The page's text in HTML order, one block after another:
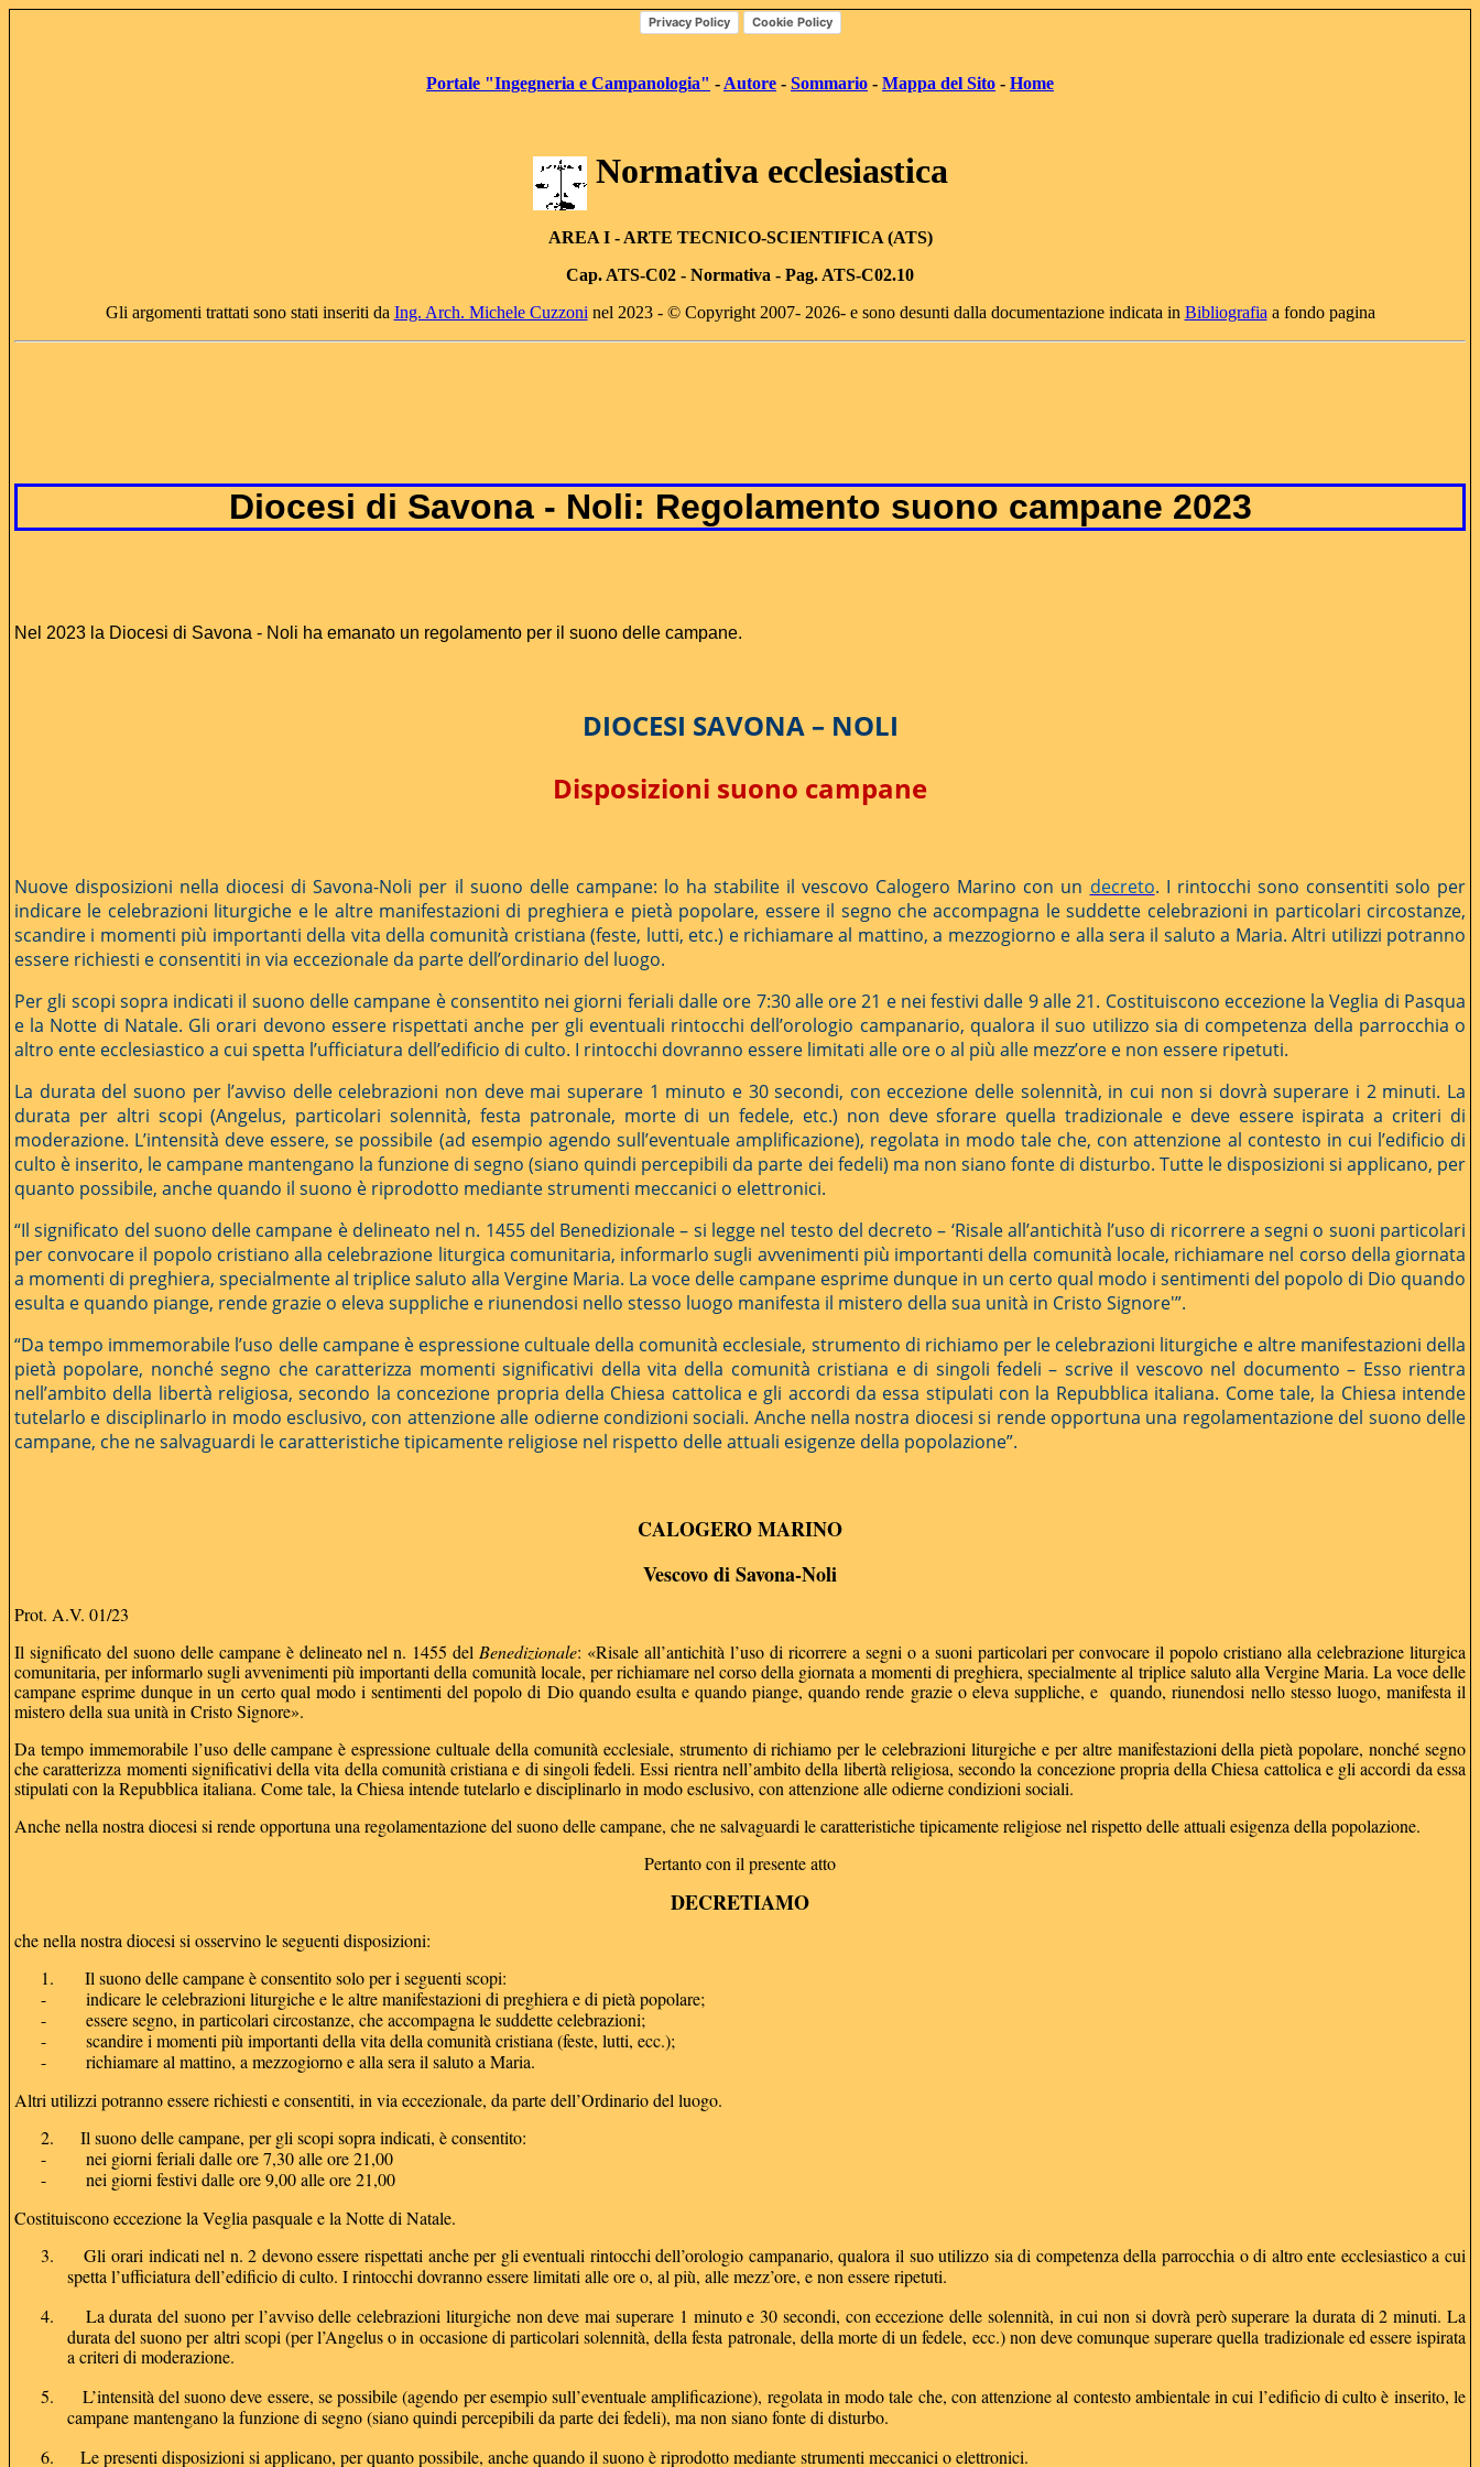
Privacy Policy Cookie Policy
Portale "Ingegneria e Campanologia" - Autore - Sommario - Mappa del Sito - Home
Normativa ecclesiastica
AREA I- ARTE TECNICO-SCIENTIFICA (ATS)
Cap. ATS-C02 - Normativa - Pag. ATS-C02.10
Gli argomenti trattati sono stati inseriti da Ing. Arch. Michele Cuzzoni nel 2023 - © Copyright 2007- 2026- e sono desunti dalla documentazione indicata in Bibliografia a fondo pagina
Diocesi di Savona - Noli: Regolamento suono campane 2023
Nel 2023 la Diocesi di Savona - Noli ha emanato un regolamento per il suono delle campane.
DIOCESI SAVONA – NOLI
Disposizioni suono campane
Nuove disposizioni nella diocesi di Savona-Noli per il suono delle campane: lo ha stabilite il vescovo Calogero Marino con un decreto. I rintocchi sono consentiti solo per
indicare le celebrazioni liturgiche e le altre manifestazioni di preghiera e pietà popolare, essere il segno che accompagna le suddette celebrazioni in particolari circostanze,
scandire i momenti più importanti della vita della comunità cristiana (feste, lutti, etc.) e richiamare al mattino, a mezzogiorno e alla sera il saluto a Maria. Altri utilizzi potranno
essere richiesti e consentiti in via eccezionale da parte dell’ordinario del luogo.
Per gli scopi sopra indicati il suono delle campane è consentito nei giorni feriali dalle ore 7:30 alle ore 21 e nei festivi dalle 9 alle 21. Costituiscono eccezione la Veglia di Pasqua
e la Notte di Natale. Gli orari devono essere rispettati anche per gli eventuali rintocchi dell’orologio campanario, qualora il suo utilizzo sia di competenza della parrocchia o
altro ente ecclesiastico a cui spetta l’ufficiatura dell’edificio di culto. I rintocchi dovranno essere limitati alle ore o al più alle mezz’ore e non essere ripetuti.
La durata del suono per l’avviso delle celebrazioni non deve mai superare 1 minuto e 30 secondi, con eccezione delle solennità, in cui non si dovrà superare i 2 minuti. La
durata per altri scopi (Angelus, particolari solennità, festa patronale, morte di un fedele, etc.) non deve sforare quella tradizionale e deve essere ispirata a criteri di
moderazione. L’intensità deve essere, se possibile (ad esempio agendo sull’eventuale amplificazione), regolata in modo tale che, con attenzione al contesto in cui l’edificio di
culto è inserito, le campane mantengano la funzione di segno (siano quindi percepibili da parte dei fedeli) ma non siano fonte di disturbo. Tutte le disposizioni si applicano, per
quanto possibile, anche quando il suono è riprodotto mediante strumenti meccanici o elettronici.
“Il significato del suono delle campane è delineato nel n. 1455 del Benedizionale – si legge nel testo del decreto – ‘Risale all’antichità l’uso di ricorrere a segni o suoni particolari
per convocare il popolo cristiano alla celebrazione liturgica comunitaria, informarlo sugli avvenimenti più importanti della comunità locale, richiamare nel corso della giornata
a momenti di preghiera, specialmente al triplice saluto alla Vergine Maria. La voce delle campane esprime dunque in un certo qual modo i sentimenti del popolo di Dio quando
esulta e quando piange, rende grazie o eleva suppliche e riunendosi nello stesso luogo manifesta il mistero della sua unità in Cristo Signore'”.
“Da tempo immemorabile l’uso delle campane è espressione cultuale della comunità ecclesiale, strumento di richiamo per le celebrazioni liturgiche e altre manifestazioni della
pietà popolare, nonché segno che caratterizza momenti significativi della vita della comunità cristiana e di singoli fedeli – scrive il vescovo nel documento – Esso rientra
nell’ambito della libertà religiosa, secondo la concezione propria della Chiesa cattolica e gli accordi da essa stipulati con la Repubblica italiana. Come tale, la Chiesa intende
tutelarlo e disciplinarlo in modo esclusivo, con attenzione alle odierne condizioni sociali. Anche nella nostra diocesi si rende opportuna una regolamentazione del suono delle
campane, che ne salvaguardi le caratteristiche tipicamente religiose nel rispetto delle attuali esigenze della popolazione”.
CALOGERO MARINO
Vescovo di Savona-Noli
Prot. A.V. 01/23
Il significato del suono delle campane è delineato nel n. 1455 del Benedizionale: «Risale all’antichità l’uso di ricorrere a segni o a suoni particolari per convocare il popolo cristiano alla celebrazione liturgica
comunitaria, per informarlo sugli avvenimenti più importanti della comunità locale, per richiamare nel corso della giornata a momenti di preghiera, specialmente al triplice saluto alla Vergine Maria. La voce delle
campane esprime dunque in un certo qual modo i sentimenti del popolo di Dio quando esulta e quando piange, quando rende grazie o eleva suppliche, e quando, riunendosi nello stesso luogo, manifesta il
mistero della sua unità in Cristo Signore».
Da tempo immemorabile l’uso delle campane è espressione cultuale della comunità ecclesiale, strumento di richiamo per le celebrazioni liturgiche e per altre manifestazioni della pietà popolare, nonché segno
che caratterizza momenti significativi della vita della comunità cristiana e di singoli fedeli. Essi rientra nell’ambito della libertà religiosa, secondo la concezione propria della Chiesa cattolica e gli accordi da essa
stipulati con la Repubblica italiana. Come tale, la Chiesa intende tutelarlo e disciplinarlo in modo esclusivo, con attenzione alle odierne condizioni sociali.
Anche nella nostra diocesi si rende opportuna una regolamentazione del suono delle campane, che ne salvaguardi le caratteristiche tipicamente religiose nel rispetto delle attuali esigenza della popolazione.
Pertanto con il presente atto
DECRETIAMO
che nella nostra diocesi si osservino le seguenti disposizioni:
1.
Il suono delle campane è consentito solo per i seguenti scopi:
-
indicare le celebrazioni liturgiche e le altre manifestazioni di preghiera e di pietà popolare;
-
essere segno, in particolari circostanze, che accompagna le suddette celebrazioni;
-
scandire i momenti più importanti della vita della comunità cristiana (feste, lutti, ecc.);
-
richiamare al mattino, a mezzogiorno e alla sera il saluto a Maria.
Altri utilizzi potranno essere richiesti e consentiti, in via eccezionale, da parte dell’Ordinario del luogo.
2.
Il suono delle campane, per gli scopi sopra indicati, è consentito:
-
nei giorni feriali dalle ore 7,30 alle ore 21,00
-
nei giorni festivi dalle ore 9,00 alle ore 21,00
Costituiscono eccezione la Veglia pasquale e la Notte di Natale.
3.
Gli orari indicati nel n. 2 devono essere rispettati anche per gli eventuali rintocchi dell’orologio campanario, qualora il suo utilizzo sia di competenza della parrocchia o di altro ente ecclesiastico a cui
spetta l’ufficiatura dell’edificio di culto. I rintocchi dovranno essere limitati alle ore o, al più, alle mezz’ore, e non essere ripetuti.
4.
La durata del suono per l’avviso delle celebrazioni liturgiche non deve mai superare 1 minuto e 30 secondi, con eccezione delle solennità, in cui non si dovrà però superare la durata di 2 minuti. La
durata del suono per altri scopi (per l’Angelus o in occasione di particolari solennità, della festa patronale, della morte di un fedele, ecc.) non deve comunque superare quella tradizionale ed essere ispirata
a criteri di moderazione.
5.
L’intensità del suono deve essere, se possibile (agendo per esempio sull’eventuale amplificazione), regolata in modo tale che, con attenzione al contesto ambientale in cui l’edificio di culto è inserito, le
campane mantengano la funzione di segno (siano quindi percepibili da parte dei fedeli), ma non siano fonte di disturbo.
6.
Le presenti disposizioni si applicano, per quanto possibile, anche quando il suono è riprodotto mediante strumenti meccanici o elettronici.